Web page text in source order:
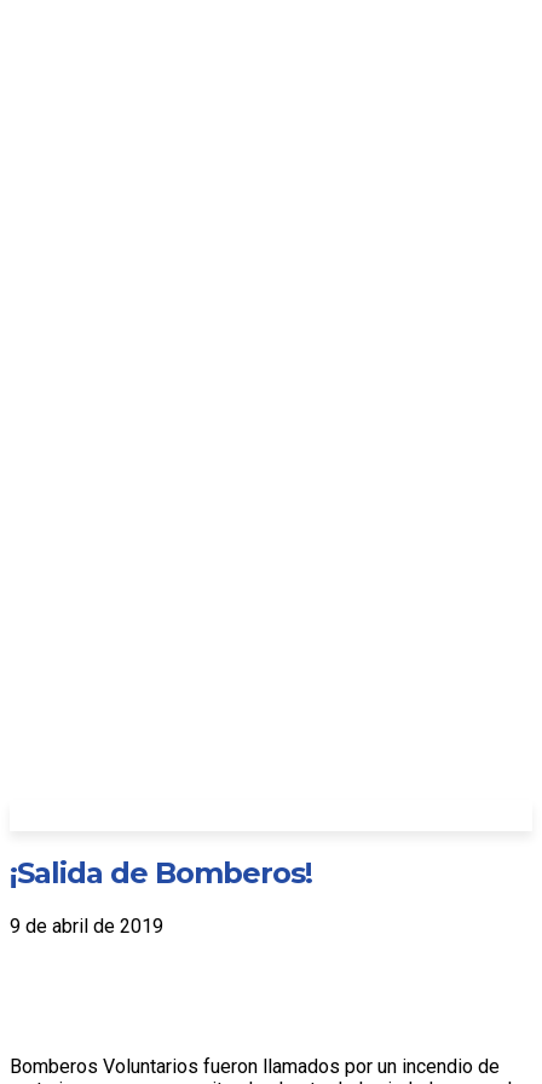
¡Salida de Bomberos!
9 de abril de 2019
Bomberos Voluntarios fueron llamados por un incendio de